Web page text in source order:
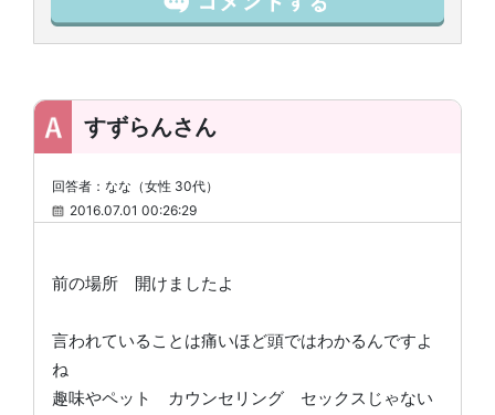
すずらんさん
回答者：なな（女性 30代）
2016.07.01 00:26:29
前の場所 開けましたよ
言われていることは痛いほど頭ではわかるんですよ
ね
趣味やペット カウンセリング セックスじゃない